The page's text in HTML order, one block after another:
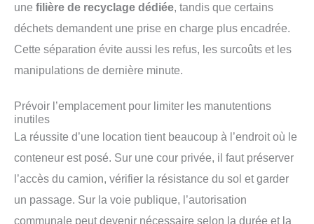
une filière de recyclage dédiée, tandis que certains
déchets demandent une prise en charge plus encadrée.
Cette séparation évite aussi les refus, les surcoûts et les
manipulations de dernière minute.
Prévoir l’emplacement pour limiter les manutentions
inutiles
La réussite d’une location tient beaucoup à l’endroit où le
conteneur est posé. Sur une cour privée, il faut préserver
l’accès du camion, vérifier la résistance du sol et garder
un passage. Sur la voie publique, l’autorisation
communale peut devenir nécessaire selon la durée et la